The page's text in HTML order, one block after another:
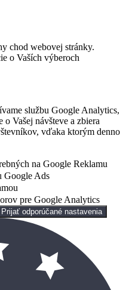
chod webovej stránky.
o Vaších výberoch
službu Google Analytics,
Vašej návšteve a zbiera
vďaka ktorým denno
na Google Reklamu
Google Ads
pre Google Analytics
Prijať odporúčané nastavenia